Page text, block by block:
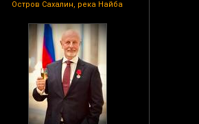
Остров Сахалин, река Найба